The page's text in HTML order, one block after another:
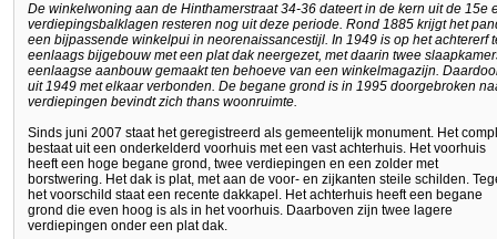
De winkelwoning aan de Hinthamerstraat 34-36 dateert in de kern uit de 15e
verdiepingsbalklagen resteren nog uit deze periode. Rond 1885 krijgt het
een bijpassende winkelpui in neorenaissancestijl. In 1949 is op het achtererf
eenlaags bijgebouw met een plat dak neergezet, met daarin twee
eenlaagse aanbouw gemaakt ten behoeve van een winkelmagazijn.
uit 1949 met elkaar verbonden. De begane grond is in 1995 doorgebroken
verdiepingen bevindt zich thans woonruimte.
Sinds juni 2007 staat het geregistreerd als gemeentelijk monument. Het
bestaat uit een onderkelderd voorhuis met een vast achterhuis. Het voorhuis
heeft een hoge begane grond, twee verdiepingen en een zolder met
borstwering. Het dak is plat, met aan de voor- en zijkanten steile schilden.
het voorschild staat een recente dakkapel. Het achterhuis heeft een begane
grond die even hoog is als in het voorhuis. Daarboven zijn twee lagere
verdiepingen onder een plat dak.